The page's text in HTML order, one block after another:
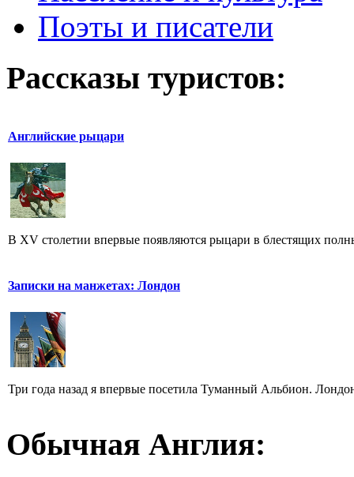
Поэты и писатели
Рассказы туристов:
Английские рыцари
В XV столетии впервые появляются рыцари в блестящих
Записки на манжетах: Лондон
Три года назад я впервые посетила Туманный Альбион.
Обычная Англия: